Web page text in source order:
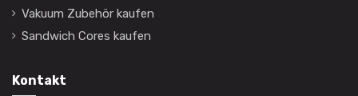
Vakuum Zubehör kaufen
Sandwich Cores kaufen
Kontakt